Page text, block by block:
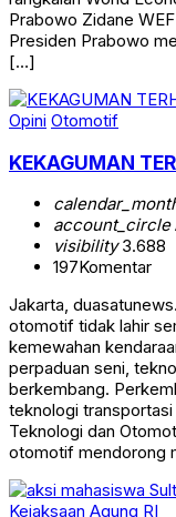
Prabowo Zidane
Presiden Prabowo
[…]
Opini Otomotif
KEKAGUMAN
account_circle
visibility3.688
197Komentar
Jakarta,
otomotif tidak lahir
kemewahan
perpaduan seni,
berkembang.
teknologi
Teknologi dan
otomotif mendorong